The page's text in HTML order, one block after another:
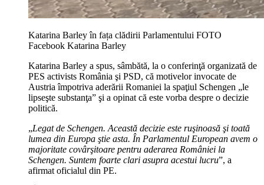
Katarina Barley în fața clădirii Parlamentului FOTO
Facebook Katarina Barley
Katarina Barley a spus, sâmbătă, la o conferinţă organizată de
PES activists România şi PSD, că motivelor invocate de
Austria împotriva aderării Romaniei la spaţiul Schengen „le
lipseşte substanţa” şi a opinat că este vorba despre o decizie
politică.
„Legat de Schengen. Această decizie este ruşinoasă şi toată
lumea din Europa ştie asta. În Parlamentul European avem o
majoritate covârşitoare pentru aderarea României la
Schengen. Suntem foarte clari asupra acestui lucru”, a
afirmat oficialul din PE.